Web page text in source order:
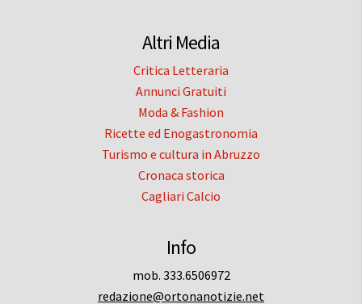
Altri Media
Critica Letteraria
Annunci Gratuiti
Moda & Fashion
Ricette ed Enogastronomia
Turismo e cultura in Abruzzo
Cronaca storica
Cagliari Calcio
Info
mob. 333.6506972
redazione@ortonanotizie.net